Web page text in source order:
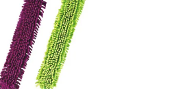
и снаружи автомобиля, а
или дома! Легко моется!